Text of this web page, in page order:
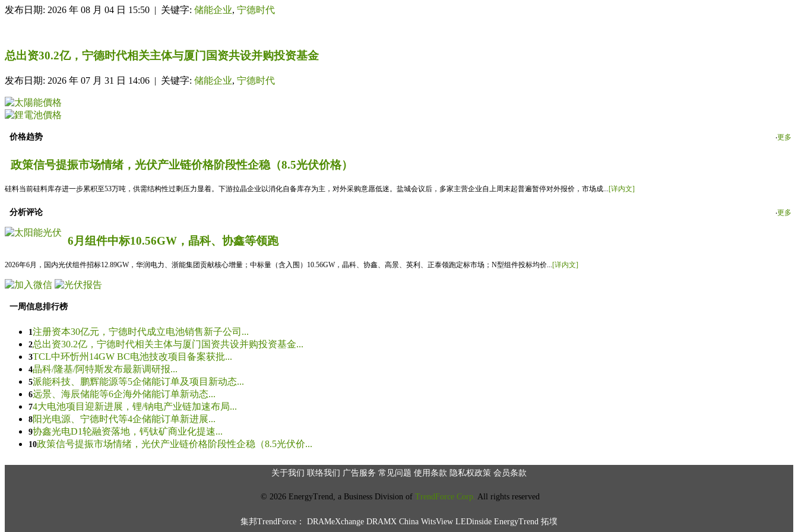
发布日期: 2026 年 08 月 04 日 15:50 | 关键字: 储能企业, 宁德时代
总出资30.2亿，宁德时代相关主体与厦门国资共设并购投资基金
发布日期: 2026 年 07 月 31 日 14:06 | 关键字: 储能企业, 宁德时代
价格趋势 ‧更多
政策信号提振市场情绪，光伏产业链价格阶段性企稳（8.5光伏价格）
硅料当前硅料库存进一步累积至53万吨，供需结构性过剩压力显着。下游拉晶企业以消化自备库存为主，对外采购意愿低迷。盐城会议后，多家主营企业自上周末起普遍暂停对外报价，市场成...[详内文]
分析评论 ‧更多
6月组件中标10.56GW，晶科、协鑫等领跑
2026年6月，国内光伏组件招标12.89GW，华润电力、浙能集团贡献核心增量；中标量（含入围）10.56GW，晶科、协鑫、高景、英利、正泰领跑定标市场；N型组件投标均价... [详内文]
一周信息排行榜
1注册资本30亿元，宁德时代成立电池销售新子公司...
2总出资30.2亿，宁德时代相关主体与厦门国资共设并购投资基金...
3TCL中环忻州14GW BC电池技改项目备案获批...
4晶科/隆基/阿特斯发布最新调研报...
5派能科技、鹏辉能源等5企储能订单及项目新动态...
6远景、海辰储能等6企海外储能订单新动态...
74大电池项目迎新进展，锂/钠电产业链加速布局...
8阳光电源、宁德时代等4企储能订单新进展...
9协鑫光电D1轮融资落地，钙钛矿商业化提速...
10政策信号提振市场情绪，光伏产业链价格阶段性企稳（8.5光伏价...
关于我们 联络我们 广告服务 常见问题 使用条款 隐私权政策 会员条款
© 2026 EnergyTrend, a Business Division of TrendForce Corp. All rights reserved
集邦TrendForce： DRAMeXchange DRAMX China WitsView LEDinside EnergyTrend 拓墣